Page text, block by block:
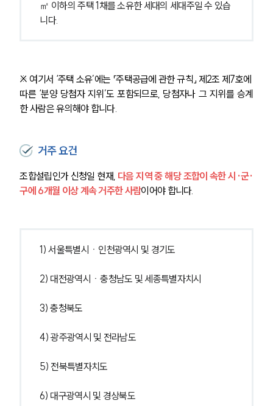
㎡ 이하의 주택 1채를 소유한 세대의 세대주일 수 있습
니다.
※ 여기서 ‘주택 소유’에는 「주택공급에 관한 규칙」 제2조 제7호에
따른 ‘분양 당첨자 지위’도 포함되므로, 당첨자나 그 지위를 승계
한 사람은 유의해야 합니다.
거주 요건
조합설립인가 신청일 현재, 다음 지역 중 해당 조합이 속한 시·군·
구에 6개월 이상 계속 거주한 사람이어야 합니다.
1) 서울특별시ㆍ인천광역시 및 경기도
2) 대전광역시ㆍ충청남도 및 세종특별자치시
3) 충청북도
4) 광주광역시 및 전라남도
5) 전북특별자치도
6) 대구광역시 및 경상북도